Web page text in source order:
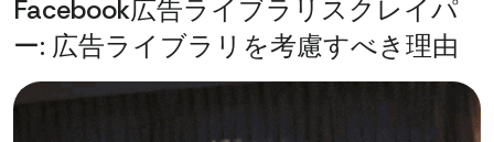
Facebook広告ライブラリスクレイパ
ー: 広告ライブラリを考慮すべき理由